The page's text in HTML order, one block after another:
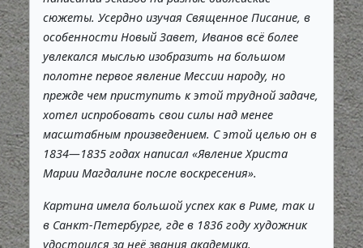
сюжеты. Усердно изучая Священное Писание, в
особенности Новый Завет, Иванов всё более
увлекался мыслью изобразить на большом
полотне первое явление Мессии народу, но
прежде чем приступить к этой трудной задаче,
хотел испробовать свои силы над менее
масштабным произведением. С этой целью он в
1834—1835 годах написал «Явление Христа
Марии Магдалине после воскресения».
Картина имела большой успех как в Риме, так и
в Санкт-Петербурге, где в 1836 году художник
удостоился за неё звания академика.